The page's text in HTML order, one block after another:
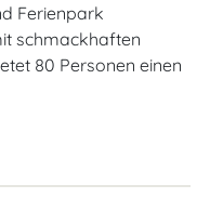
Ferienpark
schmackhaften
80 Personen einen